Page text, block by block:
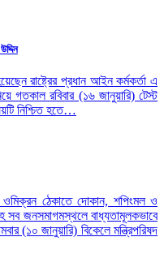
রাষ্ট্রের প্রধান আইন কর্মকর্তা এ
গতকাল রবিবার (১৬ জানুয়ারি) টেস্ট
নিশ্চিত হতে…
ঠেকাতে দোকান, শপিংমল ও
সব জনসমাগমস্থলে বাধ্যতামূলকভাবে
(১০ জানুয়ারি) বিকেলে মন্ত্রিপরিষদ